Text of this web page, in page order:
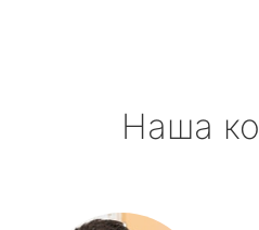
Наша